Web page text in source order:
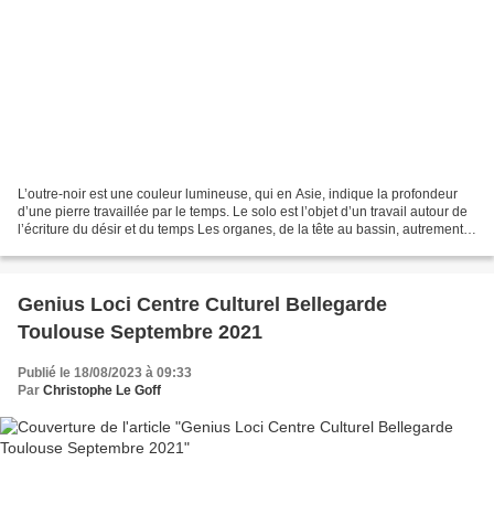
L’outre-noir est une couleur lumineuse, qui en Asie, indique la profondeur
d’une pierre travaillée par le temps. Le solo est l’objet d’un travail autour de
l’écriture du désir et du temps Les organes, de la tête au bassin, autrement
Genius Loci Centre Culturel Bellegarde
Toulouse Septembre 2021
Publié le 18/08/2023 à 09:33
Par Christophe Le Goff